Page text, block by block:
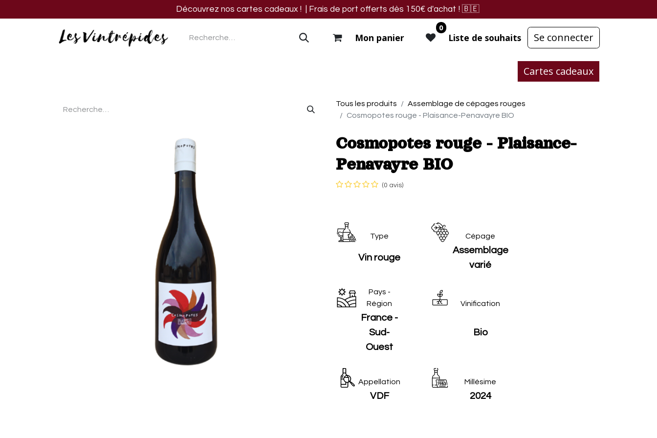
Découvrez nos cartes cadeaux ! | Frais de port offerts dès 150€ d'achat ! 🇧🇪
Mon panier
0
Liste de souhaits Se connecter
Cartes cadeaux
Tous les produits
Assemblage de cépages rouges
Cosmopotes rouge - Plaisance-Penavayre BIO
Cosmopotes rouge - Plaisance-
Penavayre BIO
(0 avis)
Type Cépage
Vin rouge
Assemblage
varié
Pays -
Région
Vinification
France -
Sud-
Ouest
Bio
Appellation Millésime
VDF 2024